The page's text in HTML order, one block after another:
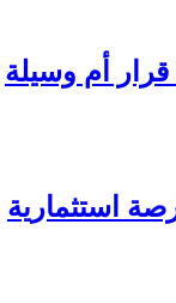
أم وسيلة
استثمارية